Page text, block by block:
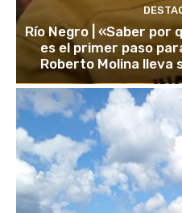
Río Negro | «Saber por
es el primer paso
Roberto Molina lleva